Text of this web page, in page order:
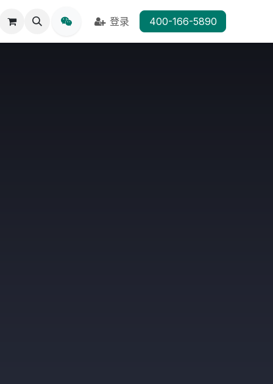
登录 400-166-5890